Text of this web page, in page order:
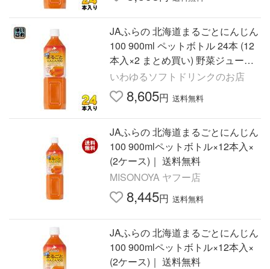
JAふらの 北海道まるごとにんじん
100 900ml ペットボトル 24本 (12
本入×2 まとめ買い) 野菜ジュース
人参
いわゆるソフトドリンクのお店
8,605円 送料無料
JAふらの 北海道まるごとにんじん
100 900mlペットボトル×12本入×
(2ケース)｜ 送料無料
MISONOYA ヤフー店
8,445円 送料無料
JAふらの 北海道まるごとにんじん
100 900mlペットボトル×12本入×
(2ケース)｜ 送料無料